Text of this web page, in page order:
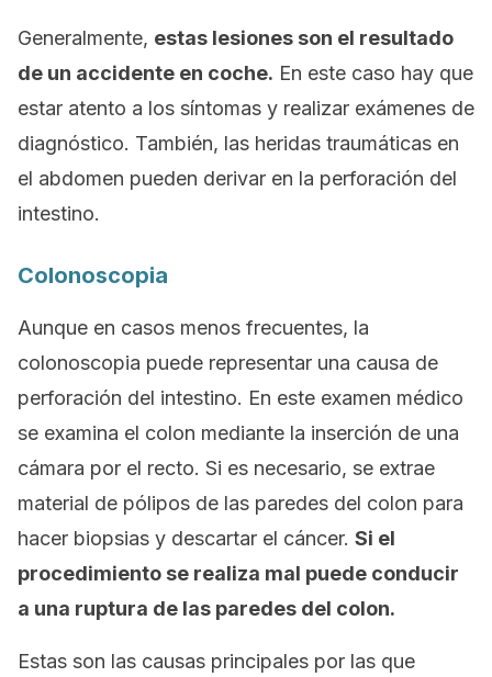
Generalmente, estas lesiones son el resultado
de un accidente en coche. En este caso hay que
estar atento a los síntomas y realizar exámenes de
diagnóstico. También, las heridas traumáticas en
el abdomen pueden derivar en la perforación del
intestino.
Colonoscopia
Aunque en casos menos frecuentes, la
colonoscopia puede representar una causa de
perforación del intestino. En este examen médico
se examina el colon mediante la inserción de una
cámara por el recto. Si es necesario, se extrae
material de pólipos de las paredes del colon para
hacer biopsias y descartar el cáncer. Si el
procedimiento se realiza mal puede conducir
a una ruptura de las paredes del colon.
Estas son las causas principales por las que